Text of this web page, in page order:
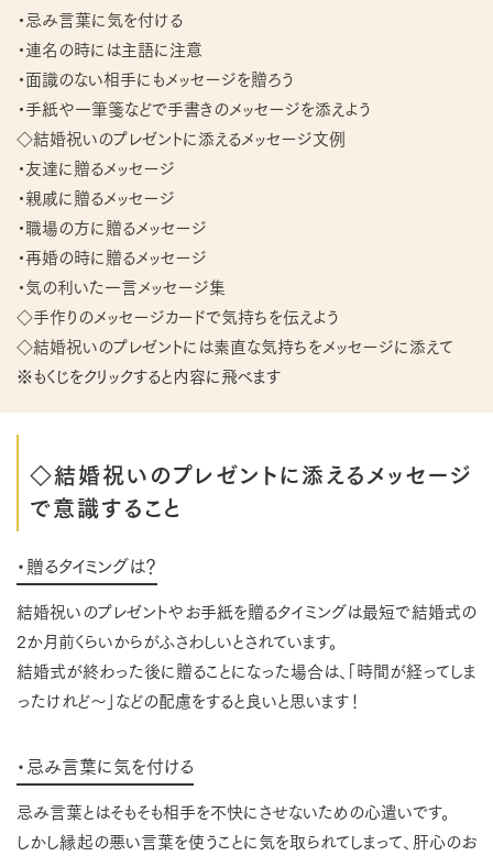
・忌み言葉に気を付ける
・連名の時には主語に注意
・面識のない相手にもメッセージを贈ろう
・手紙や一筆箋などで手書きのメッセージを添えよう
◇結婚祝いのプレゼントに添えるメッセージ文例
・友達に贈るメッセージ
・親戚に贈るメッセージ
・職場の方に贈るメッセージ
・再婚の時に贈るメッセージ
・気の利いた一言メッセージ集
◇手作りのメッセージカードで気持ちを伝えよう
◇結婚祝いのプレゼントには素直な気持ちをメッセージに添えて
※もくじをクリックすると内容に飛べます
◇結婚祝いのプレゼントに添えるメッセージ
で意識すること
・贈るタイミングは？
結婚祝いのプレゼントやお手紙を贈るタイミングは最短で結婚式の
2か月前くらいからがふさわしいとされています。
結婚式が終わった後に贈ることになった場合は、「時間が経ってしま
ったけれど～」などの配慮をすると良いと思います！
・忌み言葉に気を付ける
忌み言葉とはそもそも相手を不快にさせないための心遣いです。
しかし縁起の悪い言葉を使うことに気を取られてしまって、肝心のお